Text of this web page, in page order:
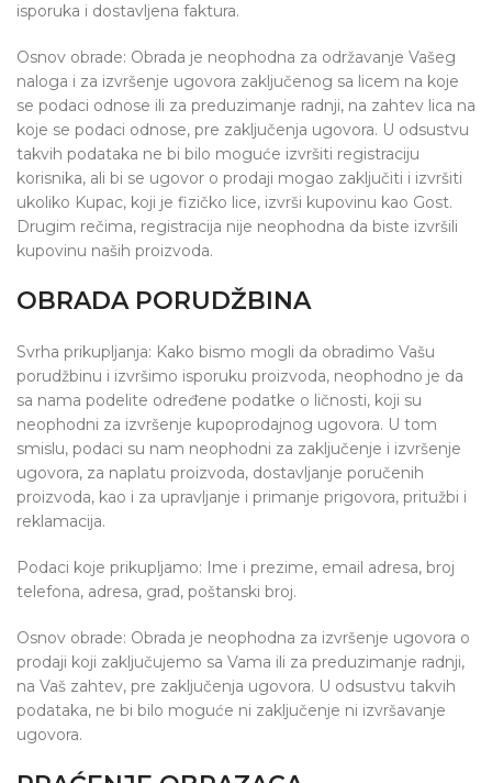
isporuka i dostavljena faktura.
Osnov obrade: Obrada je neophodna za održavanje Vašeg
naloga i za izvršenje ugovora zaključenog sa licem na koje
se podaci odnose ili za preduzimanje radnji, na zahtev lica na
koje se podaci odnose, pre zaključenja ugovora. U odsustvu
takvih podataka ne bi bilo moguće izvršiti registraciju
korisnika, ali bi se ugovor o prodaji mogao zaključiti i izvršiti
ukoliko Kupac, koji je fizičko lice, izvrši kupovinu kao Gost.
Drugim rečima, registracija nije neophodna da biste izvršili
kupovinu naših proizvoda.
OBRADA PORUDŽBINA
Svrha prikupljanja: Kako bismo mogli da obradimo Vašu
porudžbinu i izvršimo isporuku proizvoda, neophodno je da
sa nama podelite određene podatke o ličnosti, koji su
neophodni za izvršenje kupoprodajnog ugovora. U tom
smislu, podaci su nam neophodni za zaključenje i izvršenje
ugovora, za naplatu proizvoda, dostavljanje poručenih
proizvoda, kao i za upravljanje i primanje prigovora, pritužbi i
reklamacija.
Podaci koje prikupljamo: Ime i prezime, email adresa, broj
telefona, adresa, grad, poštanski broj.
Osnov obrade: Obrada je neophodna za izvršenje ugovora o
prodaji koji zaključujemo sa Vama ili za preduzimanje radnji,
na Vaš zahtev, pre zaključenja ugovora. U odsustvu takvih
podataka, ne bi bilo moguće ni zaključenje ni izvršavanje
ugovora.